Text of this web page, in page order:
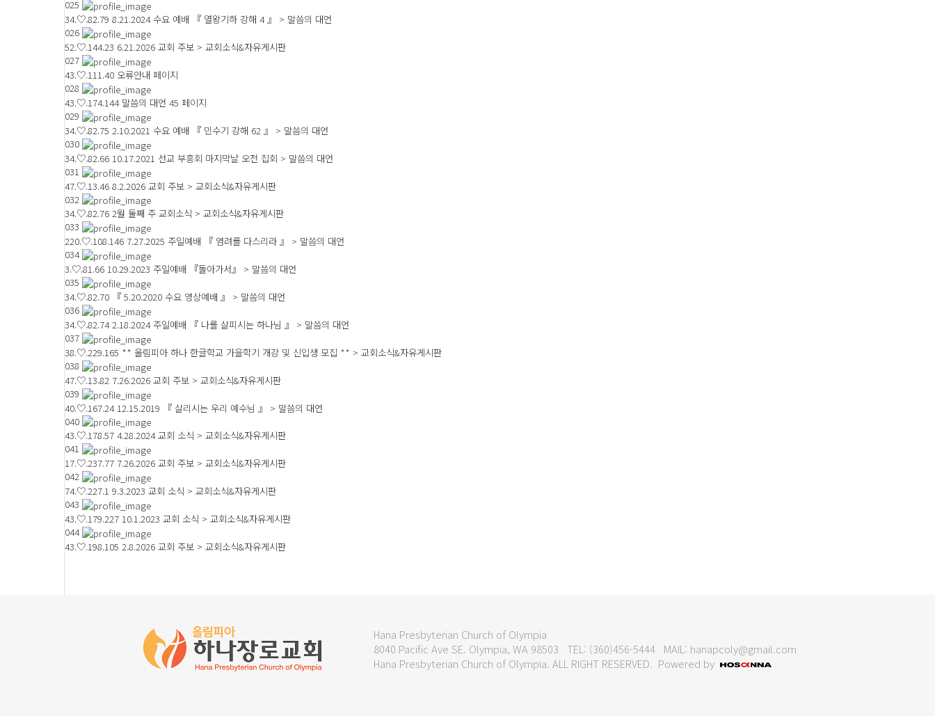
025
34.♡.82.79 8.21.2024 수요 예배 『 열왕기하 강해 4 』 > 말씀의 대언
026
52.♡.144.23 6.21.2026 교회 주보 > 교회소식&자유게시판
027
43.♡.111.40 오류안내 페이지
028
43.♡.174.144 말씀의 대언 45 페이지
029
34.♡.82.75 2.10.2021 수요 예배 『 민수기 강해 62 』 > 말씀의 대언
030
34.♡.82.66 10.17.2021 선교 부흥회 마지막날 오전 집회 > 말씀의 대언
031
47.♡.13.46 8.2.2026 교회 주보 > 교회소식&자유게시판
032
34.♡.82.76 2월 둘째 주 교회소식 > 교회소식&자유게시판
033
220.♡.108.146 7.27.2025 주일예배 『 염려를 다스리라 』 > 말씀의 대언
034
3.♡.81.66 10.29.2023 주일예배 『돌아가서』 > 말씀의 대언
035
34.♡.82.70
『 5.20.2020 수요 영상예배 』 > 말씀의 대언
036
34.♡.82.74 2.18.2024 주일예배 『 나를 살피시는 하나님 』 > 말씀의 대언
037
38.♡.229.165 ** 올림피아 하나 한글학교 가을학기 개강 및 신입생 모집 ** > 교회소식&자유게시판
038
47.♡.13.82 7.26.2026 교회 주보 > 교회소식&자유게시판
039
40.♡.167.24 12.15.2019 『 살리시는 우리 예수님 』 > 말씀의 대언
040
43.♡.178.57 4.28.2024 교회 소식 > 교회소식&자유게시판
041
17.♡.237.77 7.26.2026 교회 주보 > 교회소식&자유게시판
042
74.♡.227.1 9.3.2023 교회 소식 > 교회소식&자유게시판
043
43.♡.179.227 10.1.2023 교회 소식 > 교회소식&자유게시판
044
43.♡.198.105 2.8.2026 교회 주보 > 교회소식&자유게시판
Hana Presbyterian Church of Olympia
8040 Pacific Ave SE. Olympia, WA 98503 TEL: (360)456-5444 MAIL: hanapcoly@gmail.com
Hana Presbyterian Church of Olympia. ALL RIGHT RESERVED. Powered by